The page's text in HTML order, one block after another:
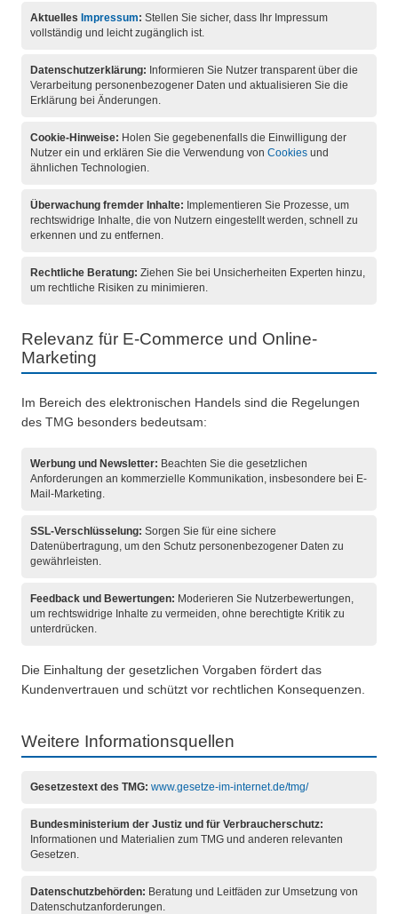
Aktuelles Impressum: Stellen Sie sicher, dass Ihr Impressum
vollständig und leicht zugänglich ist.
Datenschutzerklärung: Informieren Sie Nutzer transparent über die
Verarbeitung personenbezogener Daten und aktualisieren Sie die
Erklärung bei Änderungen.
Cookie-Hinweise: Holen Sie gegebenenfalls die Einwilligung der
Nutzer ein und erklären Sie die Verwendung von Cookies und
ähnlichen Technologien.
Überwachung fremder Inhalte: Implementieren Sie Prozesse, um
rechtswidrige Inhalte, die von Nutzern eingestellt werden, schnell zu
erkennen und zu entfernen.
Rechtliche Beratung: Ziehen Sie bei Unsicherheiten Experten hinzu,
um rechtliche Risiken zu minimieren.
Relevanz für E-Commerce und Online-
Marketing
Im Bereich des elektronischen Handels sind die Regelungen
des TMG besonders bedeutsam:
Werbung und Newsletter: Beachten Sie die gesetzlichen
Anforderungen an kommerzielle Kommunikation, insbesondere bei E-
Mail-Marketing.
SSL-Verschlüsselung: Sorgen Sie für eine sichere
Datenübertragung, um den Schutz personenbezogener Daten zu
gewährleisten.
Feedback und Bewertungen: Moderieren Sie Nutzerbewertungen,
um rechtswidrige Inhalte zu vermeiden, ohne berechtigte Kritik zu
unterdrücken.
Die Einhaltung der gesetzlichen Vorgaben fördert das
Kundenvertrauen und schützt vor rechtlichen Konsequenzen.
Weitere Informationsquellen
Gesetzestext des TMG: www.gesetze-im-internet.de/tmg/
Bundesministerium der Justiz und für Verbraucherschutz:
Informationen und Materialien zum TMG und anderen relevanten
Gesetzen.
Datenschutzbehörden: Beratung und Leitfäden zur Umsetzung von
Datenschutzanforderungen.